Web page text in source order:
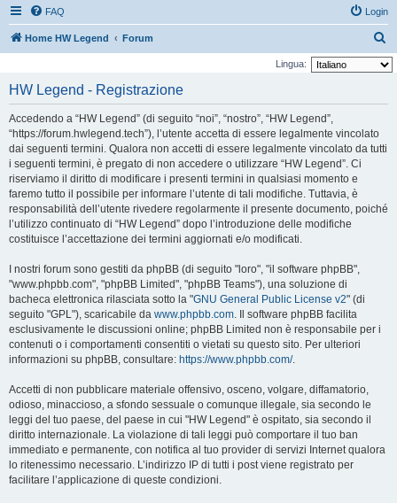
FAQ Login
Home HW Legend Forum
e
Lingua:
HW Legend - Registrazione
Accedendo a “HW Legend” (di seguito “noi”, “nostro”, “HW Legend”,
“https://forum.hwlegend.tech”), l’utente accetta di essere legalmente vincolato
dai seguenti termini. Qualora non accetti di essere legalmente vincolato da tutti
i seguenti termini, è pregato di non accedere o utilizzare “HW Legend”. Ci
riserviamo il diritto di modificare i presenti termini in qualsiasi momento e
faremo tutto il possibile per informare l’utente di tali modifiche. Tuttavia, è
responsabilità dell’utente rivedere regolarmente il presente documento, poiché
l’utilizzo continuato di “HW Legend” dopo l’introduzione delle modifiche
costituisce l’accettazione dei termini aggiornati e/o modificati.
I nostri forum sono gestiti da phpBB (di seguito "loro", "il software phpBB",
"www.phpbb.com", "phpBB Limited", "phpBB Teams"), una soluzione di
bacheca elettronica rilasciata sotto la "GNU General Public License v2" (di
seguito "GPL"), scaricabile da www.phpbb.com. Il software phpBB facilita
esclusivamente le discussioni online; phpBB Limited non è responsabile per i
contenuti o i comportamenti consentiti o vietati su questo sito. Per ulteriori
informazioni su phpBB, consultare: https://www.phpbb.com/.
Accetti di non pubblicare materiale offensivo, osceno, volgare, diffamatorio,
odioso, minaccioso, a sfondo sessuale o comunque illegale, sia secondo le
leggi del tuo paese, del paese in cui "HW Legend" è ospitato, sia secondo il
diritto internazionale. La violazione di tali leggi può comportare il tuo ban
immediato e permanente, con notifica al tuo provider di servizi Internet qualora
lo ritenessimo necessario. L’indirizzo IP di tutti i post viene registrato per
facilitare l’applicazione di queste condizioni.